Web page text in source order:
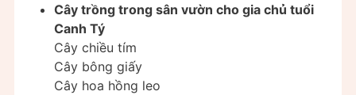
Cây trồng trong sân vườn cho gia chủ tuổi
Canh Tý
Cây chiều tím
Cây bông giấy
Cây hoa hồng leo